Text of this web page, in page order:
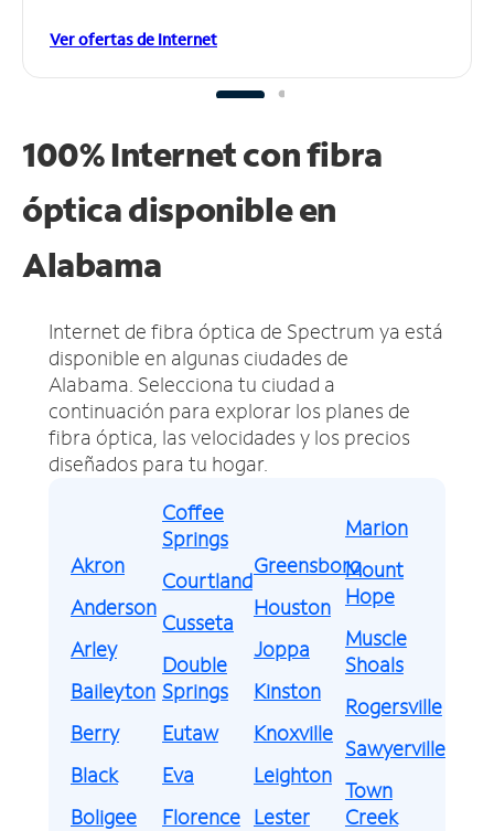
Ver ofertas de Internet
100% Internet con fibra
óptica disponible en
Alabama
Internet de fibra óptica de Spectrum ya está
disponible en algunas ciudades de
Alabama. Selecciona tu ciudad a
continuación para explorar los planes de
fibra óptica, las velocidades y los precios
diseñados para tu hogar.
Akron
Anderson
Arley
Baileyton
Berry
Black
Boligee
Coffee
Springs
Courtland
Cusseta
Double
Springs
Eutaw
Eva
Florence
Greensboro
Houston
Joppa
Kinston
Knoxville
Leighton
Lester
Marion
Mount
Hope
Muscle
Shoals
Rogersville
Sawyerville
Town
Creek